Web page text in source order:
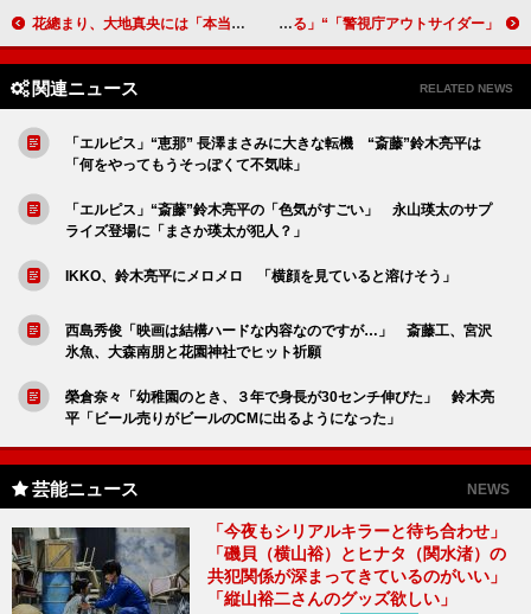
花總まり、大地真央には「本当に“大きな愛”がありました」 「おかしな二人」で再共演 「警視庁アウトサイダー」“直央”上白石萌歌に反響 「コメディエンヌぶりが発揮されている」
関連ニュース RELATED NEWS
「エルピス」“恵那” 長澤まさみに大きな転機 “斎藤”鈴木亮平は
「何をやってもうそっぽくて不気味」
「エルピス」“斎藤”鈴木亮平の「色気がすごい」 永山瑛太のサプ
ライズ登場に「まさか瑛太が犯人？」
IKKO、鈴木亮平にメロメロ 「横顔を見ていると溶けそう」
西島秀俊「映画は結構ハードな内容なのですが…」 斎藤工、宮沢
氷魚、大森南朋と花園神社でヒット祈願
榮倉奈々「幼稚園のとき、３年で身長が30センチ伸びた」 鈴木亮
平「ビール売りがビールのCMに出るようになった」
芸能ニュース NEWS
「今夜もシリアルキラーと待ち合わせ」
「磯貝（横山裕）とヒナタ（関水渚）の
共犯関係が深まってきているのがいい」
「縦山裕二さんのグッズ欲しい」